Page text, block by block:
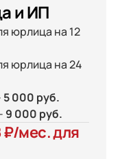
и ИП
юрлица на 12
юрлица на 24
5 000 руб.
9 000 руб.
₽/мес. для